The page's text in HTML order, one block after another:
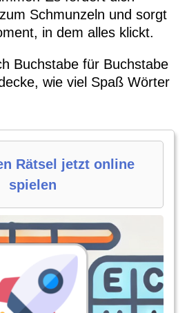
Schmunzeln und sorgt
in dem alles klickt.
Buchstabe für Buchstabe
wie viel Spaß Wörter
Rätsel jetzt online
spielen